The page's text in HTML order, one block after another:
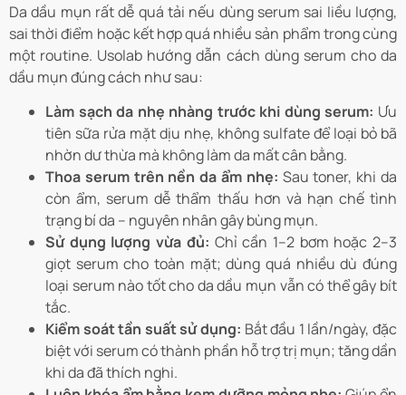
Da dầu mụn rất dễ quá tải nếu dùng serum sai liều lượng,
sai thời điểm hoặc kết hợp quá nhiều sản phẩm trong cùng
một routine. Usolab hướng dẫn cách dùng serum cho da
dầu mụn đúng cách như sau:
Làm sạch da nhẹ nhàng trước khi dùng serum: Ưu
tiên sữa rửa mặt dịu nhẹ, không sulfate để loại bỏ bã
nhờn dư thừa mà không làm da mất cân bằng.
Thoa serum trên nền da ẩm nhẹ: Sau toner, khi da
còn ẩm, serum dễ thẩm thấu hơn và hạn chế tình
trạng bí da – nguyên nhân gây bùng mụn.
Sử dụng lượng vừa đủ: Chỉ cần 1–2 bơm hoặc 2–3
giọt serum cho toàn mặt; dùng quá nhiều dù đúng
loại serum nào tốt cho da dầu mụn vẫn có thể gây bít
tắc.
Kiểm soát tần suất sử dụng: Bắt đầu 1 lần/ngày, đặc
biệt với serum có thành phần hỗ trợ trị mụn; tăng dần
khi da đã thích nghi.